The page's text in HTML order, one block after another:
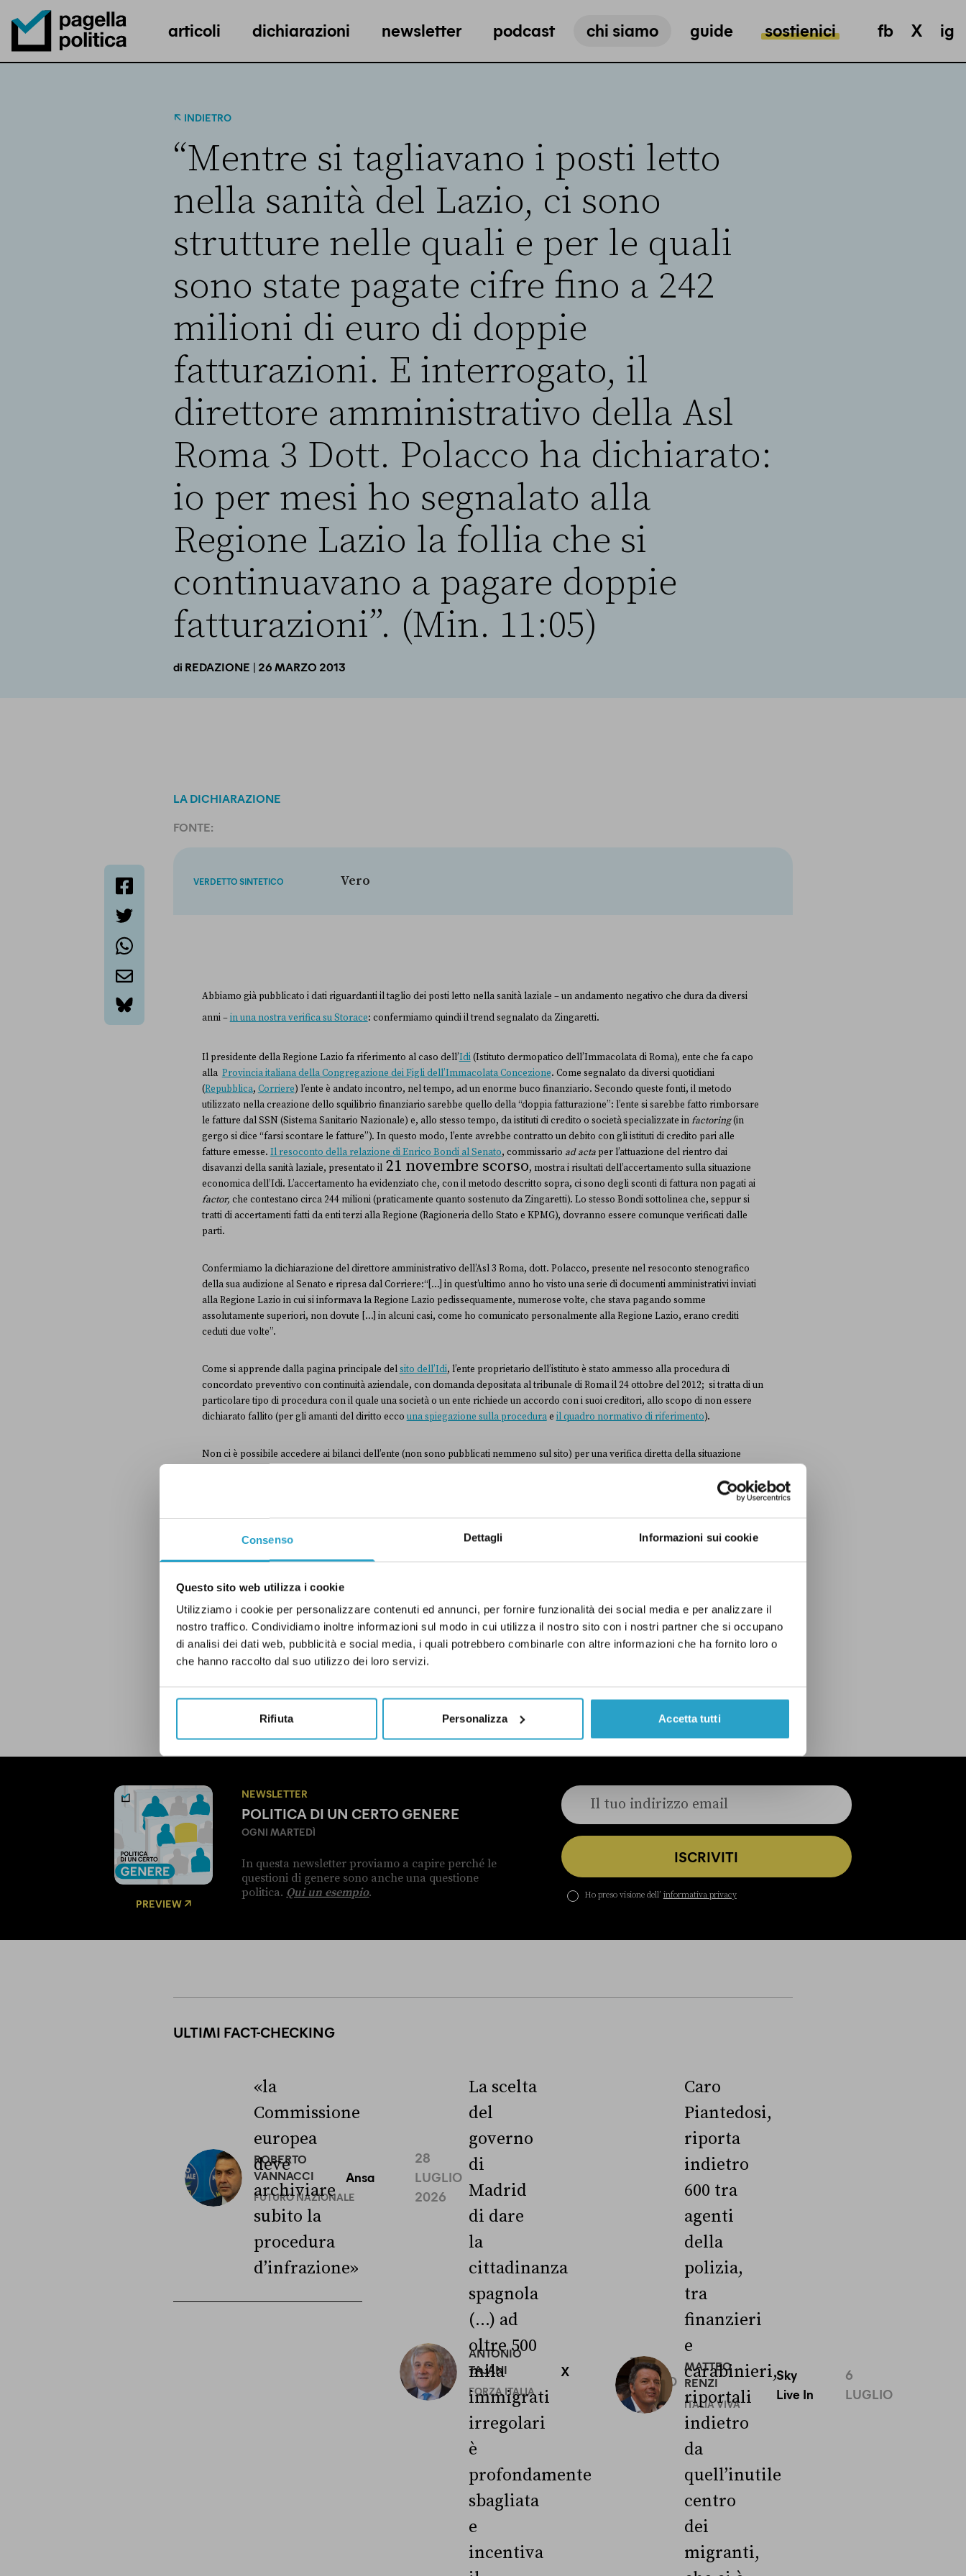
Consenso Dettagli Informazioni sui cookie
Questo sito web utilizza i cookie
Utilizziamo i cookie per personalizzare contenuti ed annunci, per fornire funzionalità dei social media e per analizzare il
nostro traffico. Condividiamo inoltre informazioni sul modo in cui utilizza il nostro sito con i nostri partner che si occupano
di analisi dei dati web, pubblicità e social media, i quali potrebbero combinarle con altre informazioni che ha fornito loro o
che hanno raccolto dal suo utilizzo dei loro servizi.
Rifiuta Personalizza Accetta tutti
Pagella Politica Logo
articoli dichiarazioni newsletter podcast chi siamo guide sostienici fb X ig
INDIETRO
“Mentre si tagliavano i posti letto
nella sanità del Lazio, ci sono
strutture nelle quali e per le quali
sono state pagate cifre fino a 242
milioni di euro di doppie
fatturazioni. E interrogato, il
direttore amministrativo della Asl
Roma 3 Dott. Polacco ha dichiarato:
io per mesi ho segnalato alla
Regione Lazio la follia che si
continuavano a pagare doppie
fatturazioni”. (Min. 11:05)
di REDAZIONE | 26 MARZO 2013
LA DICHIARAZIONE
FONTE:
bluesky
VERDETTO SINTETICO Vero
Abbiamo già pubblicato i dati riguardanti il taglio dei posti letto nella sanità laziale – un andamento negativo che dura da diversi
anni – in una nostra verifica su Storace: confermiamo quindi il trend segnalato da Zingaretti.
Il presidente della Regione Lazio fa riferimento al caso dell’Idi (Istituto dermopatico dell’Immacolata di Roma), ente che fa capo
alla Provincia italiana della Congregazione dei Figli dell’Immacolata Concezione. Come segnalato da diversi quotidiani
(Repubblica, Corriere) l’ente è andato incontro, nel tempo, ad un enorme buco finanziario. Secondo queste fonti, il metodo
utilizzato nella creazione dello squilibrio finanziario sarebbe quello della “doppia fatturazione”: l’ente si sarebbe fatto rimborsare
le fatture dal SSN (Sistema Sanitario Nazionale) e, allo stesso tempo, da istituti di credito o società specializzate infactoring(in
gergo si dice “farsi scontare le fatture”). In questo modo, l’ente avrebbe contratto un debito con gli istituti di credito pari alle
fatture emesse. Il resoconto della relazione di Enrico Bondi al Senato, commissario ad actaper l’attuazione del rientro dai
disavanzi della sanità laziale, presentato il21 novembre scorso, mostra i risultati dell’accertamento sulla situazione
economica dell’Idi. L’accertamento ha evidenziato che, con il metodo descritto sopra, ci sono degli sconti di fattura non pagati ai
factor, che contestano circa 244 milioni (praticamente quanto sostenuto da Zingaretti). Lo stesso Bondi sottolinea che, seppur si
tratti di accertamenti fatti da enti terzi alla Regione (Ragioneria dello Stato e KPMG), dovranno essere comunque verificati dalle
parti.
Confermiamo la dichiarazione del direttore amministrativo dell’Asl 3 Roma, dott. Polacco, presente nel resoconto stenografico
della sua audizione al Senato e ripresa dal Corriere:“[…] in quest’ultimo anno ho visto una serie di documenti amministrativi inviati
alla Regione Lazio in cui si informava la Regione Lazio pedissequamente, numerose volte, che stava pagando somme
assolutamente superiori, non dovute […] in alcuni casi, come ho comunicato personalmente alla Regione Lazio, erano crediti
ceduti due volte”.
Come si apprende dalla pagina principale delsito dell’Idi, l’ente proprietario dell’istituto è stato ammesso alla procedura di
concordato preventivo con continuità aziendale, con domanda depositata al tribunale di Roma il 24 ottobre del 2012; si tratta di un
particolare tipo di procedura con il quale una società o un ente richiede un accordo con i suoi creditori, allo scopo di non essere
dichiarato fallito (per gli amanti del diritto ecco una spiegazione sulla procedura e il quadro normativo di riferimento).
Non ci è possibile accedere ai bilanci dell’ente (non sono pubblicati nemmeno sul sito) per una verifica diretta della situazione
è sufficiente a confermare le parole di Zingaretti, anche se le cifre sono state
Sulla base delle informazioni disponibili al momento della verifica, mettiamo un “Vero” nelle mani di Zingaretti!
LAZIO PD QUESTIONI SOCIALI SANITÀ VERO
PREVIEW
NEWSLETTER
POLITICA DI UN CERTO GENERE
OGNI MARTEDÌ
In questa newsletter proviamo a capire perché le
questioni di genere sono anche una questione
politica. Qui un esempio.
ISCRIVITI
Ho preso visione dell’ informativa privacy
ULTIMI FACT-CHECKING
ROBERTO
VANNACCI
FUTURO NAZIONALE
«la
Commissione
europea
deve
archiviare
subito la
procedura
d’infrazione»
Ansa
28
LUGLIO
2026
ANTONIO
TAJANI
FORZA ITALIA
La scelta
del
governo
di
Madrid
di dare
la
cittadinanza
spagnola
(...) ad
oltre 500
mila
immigrati
irregolari
è
profondamente
sbagliata
e
incentiva
X
30
LUGLIO
MATTEO
RENZI
ITALIA VIVA
Caro
Piantedosi,
riporta
indietro
600 tra
agenti
della
polizia,
tra
finanzieri
e
carabinieri,
riportali
indietro
da
quell’inutile
centro
dei
migranti,
Sky
Live In
6
LUGLIO